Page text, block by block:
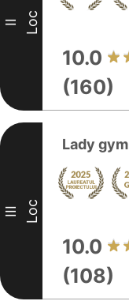
II Loc
10.0
(160)
III Loc
Lady gym
10.0
(108)